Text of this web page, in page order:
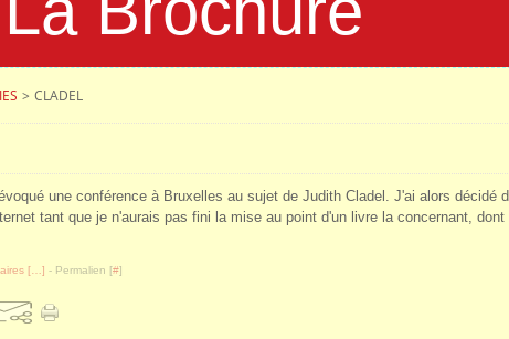
> CLADEL
une conférence à Bruxelles au sujet de Judith Cladel. J'ai alors décidé d
tant que je n'aurais pas fini la mise au point d'un livre la concernant, dont l
[ ] - Permalien [#]